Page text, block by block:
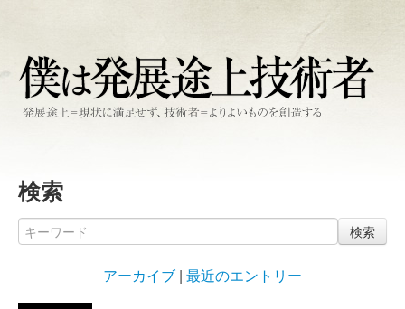
検索
検索
アーカイブ | 最近のエントリー